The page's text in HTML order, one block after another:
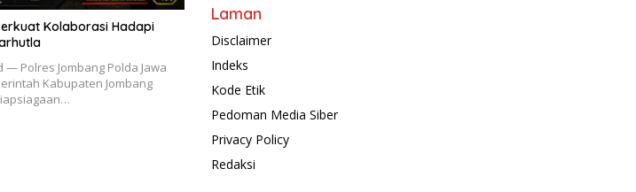
Kolaborasi Hadapi
— Polres Jombang Polda Jawa
Kabupaten Jombang
Laman
Disclaimer
Indeks
Kode Etik
Pedoman Media Siber
Privacy Policy
Redaksi